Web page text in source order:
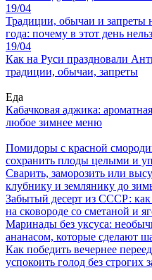
19/04
Традиции, обычаи и запреты
года: почему в этот день
19/04
Как на Руси праздновали
традиции, обычаи, запреты
Еда
Кабачковая аджика:
любое зимнее меню
Помидоры с красной
сохранить плоды целыми и
Сварить, заморозить или
клубнику и землянику до
Забытый десерт из СССР: как
на сковороде со сметаной и
Маринады без уксуса:
ананасом, которые сделают
Как победить вечернее
успокоить голод без строгих